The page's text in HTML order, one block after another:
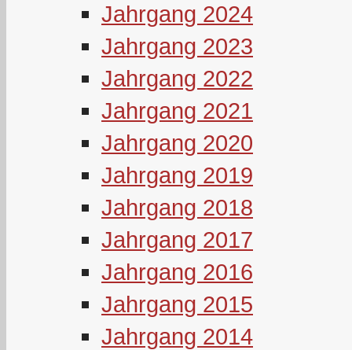
Jahrgang 2024
Jahrgang 2023
Jahrgang 2022
Jahrgang 2021
Jahrgang 2020
Jahrgang 2019
Jahrgang 2018
Jahrgang 2017
Jahrgang 2016
Jahrgang 2015
Jahrgang 2014